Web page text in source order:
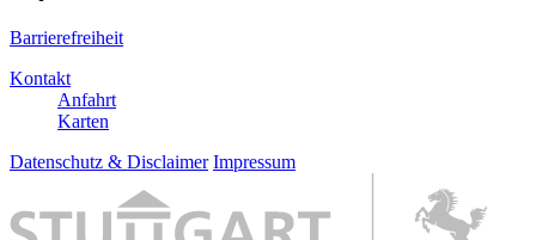
Barrierefreiheit
Kontakt
Anfahrt
Karten
Datenschutz & Disclaimer Impressum